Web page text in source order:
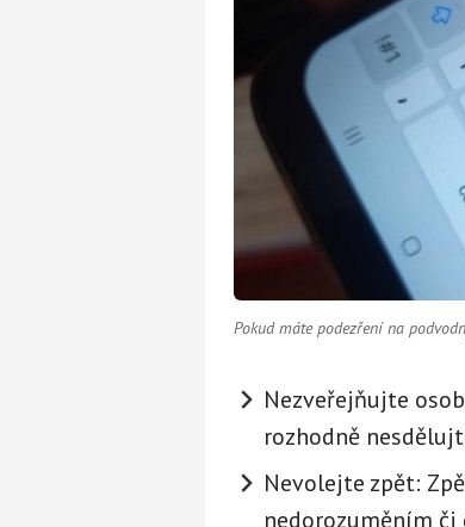
Pokud máte podezření na
Nezveřejňujte
rozhodně
Nevolejte zpět:
nedorozuměním